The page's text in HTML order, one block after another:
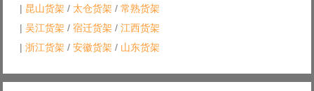
| 昆山货架 / 太仓货架 / 常熟货架
| 吴江货架 / 宿迁货架 / 江西货架
| 浙江货架 / 安徽货架 / 山东货架